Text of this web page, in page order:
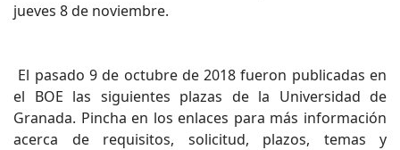
jueves 8 de noviembre.
El pasado 9 de octubre de 2018 fueron publicadas en
el BOE las siguientes plazas de la Universidad de
Granada. Pincha en los enlaces para más información
acerca de requisitos, solicitud, plazos, temas y